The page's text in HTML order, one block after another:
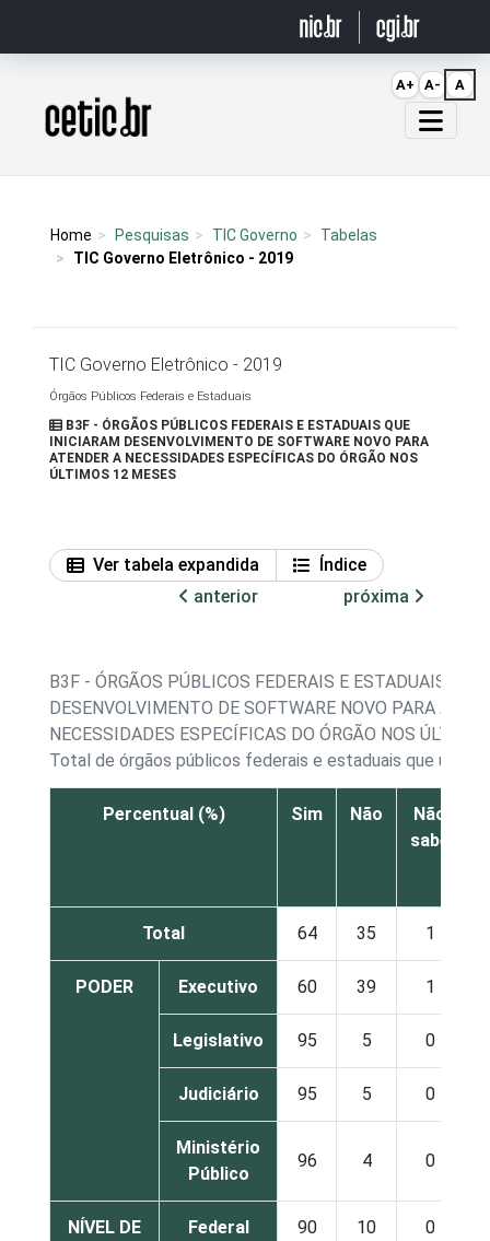
Página inicial
Home Pesquisas TIC Governo
Tabelas
TIC Governo Eletrônico - 2019
TIC Governo Eletrônico - 2019
Órgãos Públicos Federais e Estaduais
B3F - ÓRGÃOS PÚBLICOS FEDERAIS E ESTADUAIS QUE
INICIARAM DESENVOLVIMENTO DE SOFTWARE NOVO PARA
ATENDER A NECESSIDADES ESPECÍFICAS DO ÓRGÃO NOS
ÚLTIMOS 12 MESES
Ver tabela expandida
Índice
anterior
próxima
B3F - ÓRGÃOS PÚBLICOS FEDERAIS E ESTADUAIS
DESENVOLVIMENTO DE SOFTWARE NOVO PARA
NECESSIDADES ESPECÍFICAS DO ÓRGÃO NOS
Total de órgãos públicos federais e estaduais que
Percentual (%) Sim Não
Não
sabe
Total 64 35 1
PODER Executivo 60 39 1
Legislativo 95 5 0
Judiciário 95 5 0
Ministério
Público
96 4 0
NÍVEL DE
Federal 90 10 0
A+ A- A